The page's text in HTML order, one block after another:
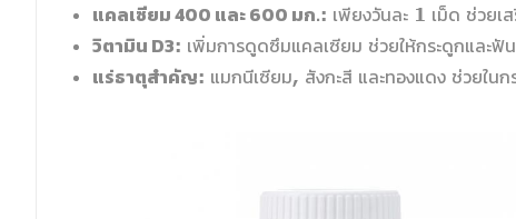
แคลเซียม 400 และ 600 มก.: เพียงวันละ 1 เม็ด ช่วยเ
วิตามิน D3: เพิ่มการดูดซึมแคลเซียม ช่วยให้กระดูกและฟั
แร่ธาตุสำคัญ: แมกนีเซียม, สังกะสี และทองแดง ช่วยในก